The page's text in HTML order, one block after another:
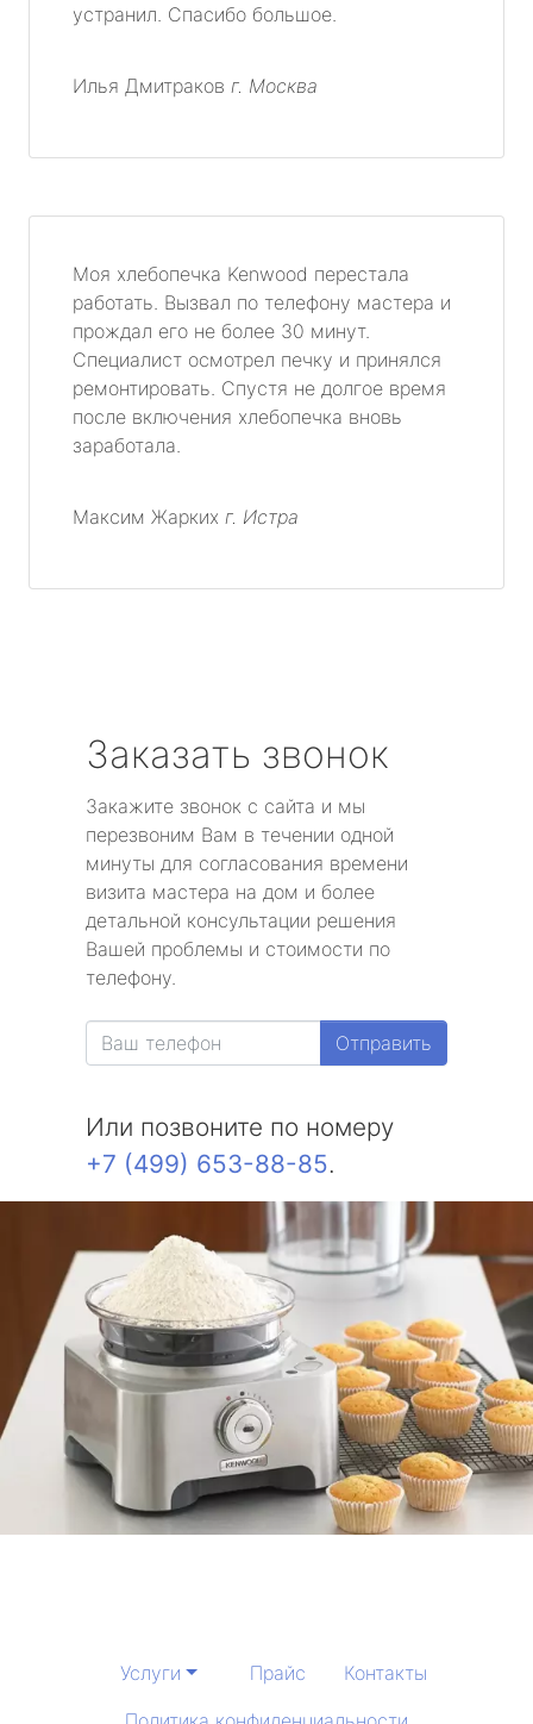
устранил. Спасибо большое.
Илья Дмитраков г. Москва
Моя хлебопечка Kenwood перестала
работать. Вызвал по телефону мастера и
прождал его не более 30 минут.
Специалист осмотрел печку и принялся
ремонтировать. Спустя не долгое время
после включения хлебопечка вновь
заработала.
Максим Жарких г. Истра
Заказать звонок
Закажите звонок с сайта и мы
перезвоним Вам в течении одной
минуты для согласования времени
визита мастера на дом и более
детальной консультации решения
Вашей проблемы и стоимости по
телефону.
Отправить
Или позвоните по номеру
+7 (499) 653-88-85.
Услуги Прайс
Контакты